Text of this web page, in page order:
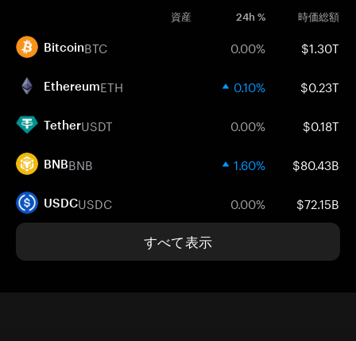
資産 24h % 時価総額
BitcoinBTC 0.00% $1.30T
EthereumETH 0.10% $0.23T
TetherUSDT 0.00% $0.18T
BNBBNB 1.60% $80.43B
USDCUSDC 0.00% $72.15B
すべて表示